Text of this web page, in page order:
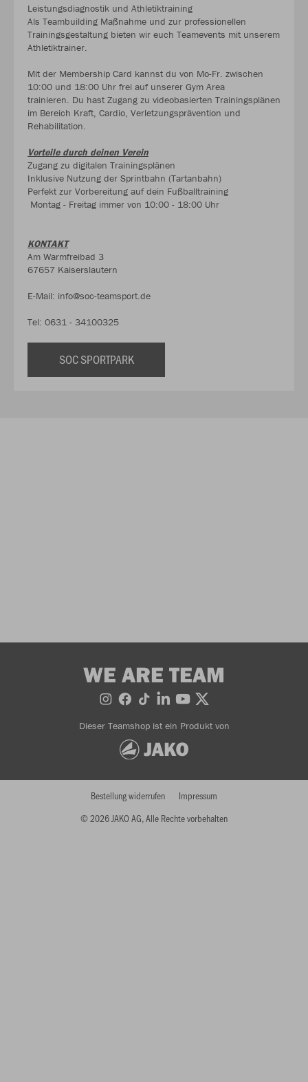
Leistungsdiagnostik und Athletiktraining
Als Teambuilding Maßnahme und zur professionellen
Trainingsgestaltung bieten wir euch Teamevents mit unserem
Athletiktrainer.
Mit der Membership Card kannst du von Mo-Fr. zwischen
10:00 und 18:00 Uhr frei auf unserer Gym Area
trainieren. Du hast Zugang zu videobasierten Trainingsplänen
im Bereich Kraft, Cardio, Verletzungsprävention und
Rehabilitation.
Vorteile durch deinen Verein
Zugang zu digitalen Trainingsplänen
Inklusive Nutzung der Sprintbahn (Tartanbahn)
Perfekt zur Vorbereitung auf dein Fußballtraining
Montag - Freitag immer von 10:00 - 18:00 Uhr
KONTAKT
Am Warmfreibad 3
67657 Kaiserslautern
E-Mail: info@soc-teamsport.de
Tel: 0631 - 34100325
SOC SPORTPARK
WE ARE TEAM
Dieser Teamshop ist ein Produkt von
© 2026 JAKO AG, Alle Rechte vorbehalten
Bestellung widerrufen Impressum